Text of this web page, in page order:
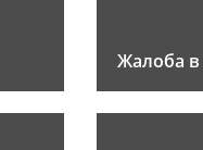
Жалоба в